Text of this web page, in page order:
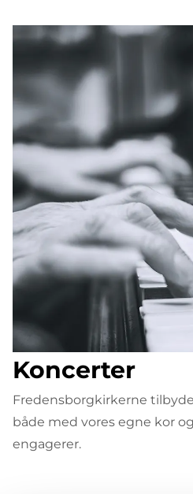
Koncerter
Fredensborgkirkerne
både med vores egne kor
engagerer.